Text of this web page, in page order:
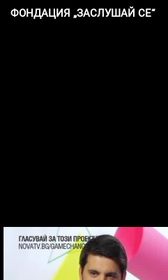
ФОНДАЦИЯ „ЗАСЛУШАЙ СЕ“